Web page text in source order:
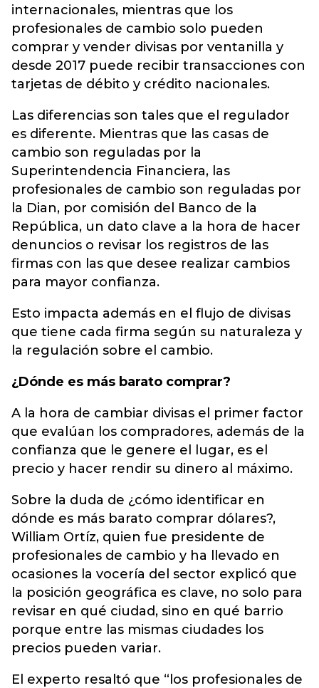
internacionales, mientras que los
profesionales de cambio solo pueden
comprar y vender divisas por ventanilla y
desde 2017 puede recibir transacciones con
tarjetas de débito y crédito nacionales.
Las diferencias son tales que el regulador
es diferente. Mientras que las casas de
cambio son reguladas por la
Superintendencia Financiera, las
profesionales de cambio son reguladas por
la Dian, por comisión del Banco de la
República, un dato clave a la hora de hacer
denuncios o revisar los registros de las
firmas con las que desee realizar cambios
para mayor confianza.
Esto impacta además en el flujo de divisas
que tiene cada firma según su naturaleza y
la regulación sobre el cambio.
¿Dónde es más barato comprar?
A la hora de cambiar divisas el primer factor
que evalúan los compradores, además de la
confianza que le genere el lugar, es el
precio y hacer rendir su dinero al máximo.
Sobre la duda de ¿cómo identificar en
dónde es más barato comprar dólares?,
William Ortíz, quien fue presidente de
profesionales de cambio y ha llevado en
ocasiones la vocería del sector explicó que
la posición geográfica es clave, no solo para
revisar en qué ciudad, sino en qué barrio
porque entre las mismas ciudades los
precios pueden variar.
El experto resaltó que “los profesionales de